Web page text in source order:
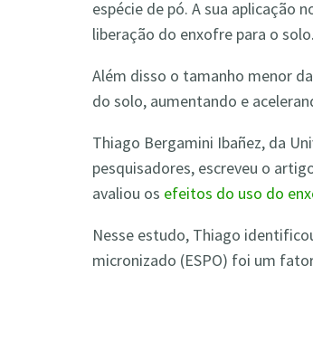
espécie de pó. A sua aplicação
liberação do enxofre para o solo.
Além disso o tamanho menor
do solo, aumentando e
Thiago Bergamini Ibañez, da
pesquisadores, escreveu o
avaliou os efeitos do uso do
Nesse estudo, Thiago
micronizado (ESPO) foi um